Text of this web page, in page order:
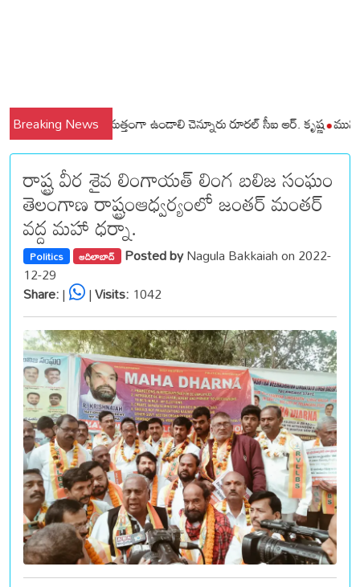
Breaking News
ప్రజలు అప్రమత్తంగా ఉండాలి చెన్నూరు రూరల్ సీఐ ఆర్. కృష్ణ మున్సిపల్
రాష్ట్ర వీర శైవ లింగాయత్ లింగ బలిజ సంఘం
తెలంగాణ రాష్ట్రంఆధ్వర్యంలో జంతర్ మంతర్
వద్ద మహా ధర్నా.
Politics ఆదిలాబాద్ Posted byNagula Bakkaiah on 2022-
12-29
Share:| |Visits: 1042